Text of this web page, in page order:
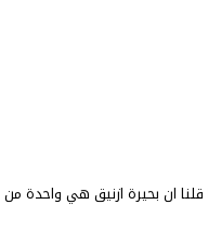
قلنا ان بحيرة ازنيق هي واحدة من